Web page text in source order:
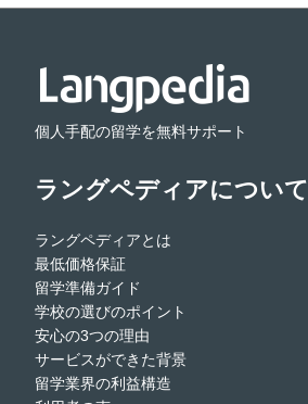
個人手配の留学を無料サポート
ラングペディアについて
ラングペディアとは
最低価格保証
留学準備ガイド
学校の選びのポイント
安心の3つの理由
サービスができた背景
留学業界の利益構造